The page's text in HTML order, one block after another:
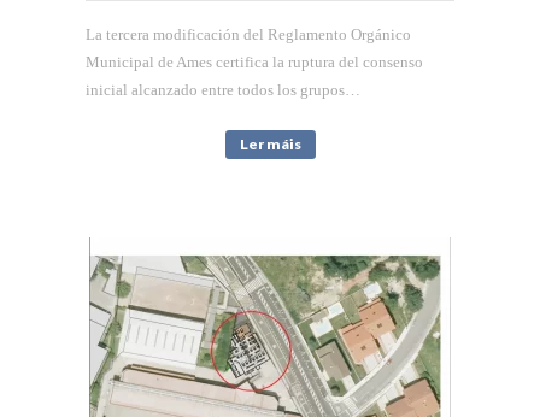
La tercera modificación del Reglamento Orgánico
Municipal de Ames certifica la ruptura del consenso
inicial alcanzado entre todos los grupos…
Ler máis